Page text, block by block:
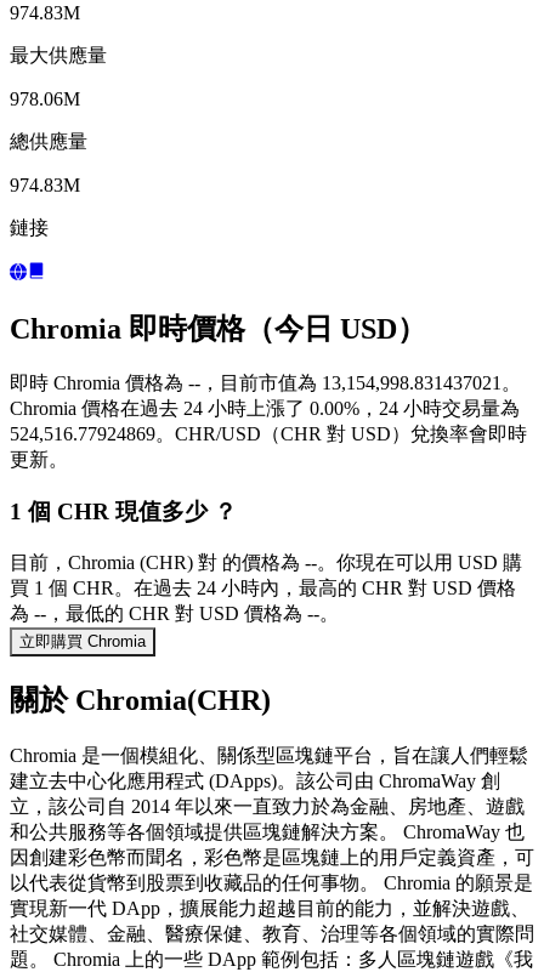
974.83M
最大供應量
978.06M
總供應量
974.83M
鏈接
Chromia 即時價格（今日 USD）
即時 Chromia 價格為 --，目前市值為 13,154,998.831437021。
Chromia 價格在過去 24 小時上漲了 0.00%，24 小時交易量為
524,516.77924869。CHR/USD（CHR 對 USD）兌換率會即時
更新。
1 個 CHR 現值多少 ？
目前，Chromia (CHR) 對 的價格為 --。你現在可以用 USD 購
買 1 個 CHR。在過去 24 小時內，最高的 CHR 對 USD 價格
為 --，最低的 CHR 對 USD 價格為 --。
立即購買 Chromia
關於 Chromia(CHR)
Chromia 是一個模組化、關係型區塊鏈平台，旨在讓人們輕鬆
建立去中心化應用程式 (DApps)。該公司由 ChromaWay 創
立，該公司自 2014 年以來一直致力於為金融、房地產、遊戲
和公共服務等各個領域提供區塊鏈解決方案。 ChromaWay 也
因創建彩色幣而聞名，彩色幣是區塊鏈上的用戶定義資產，可
以代表從貨幣到股票到收藏品的任何事物。 Chromia 的願景是
實現新一代 DApp，擴展能力超越目前的能力，並解決遊戲、
社交媒體、金融、醫療保健、教育、治理等各個領域的實際問
題。 Chromia 上的一些 DApp 範例包括：多人區塊鏈遊戲《我